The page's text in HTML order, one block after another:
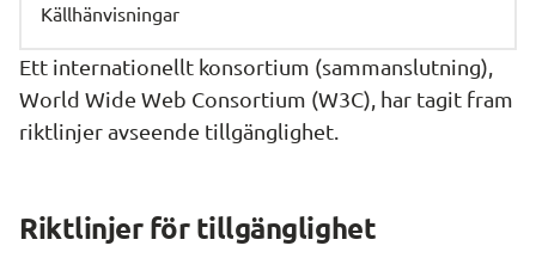
Källhänvisningar
Ett internationellt konsortium (sammanslutning),
World Wide Web Consortium (W3C), har tagit fram
riktlinjer avseende tillgänglighet.
Riktlinjer för tillgänglighet